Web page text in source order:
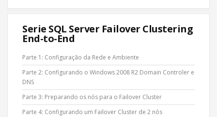
Serie SQL Server Failover Clustering
End-to-End
Parte 1: Configuração da Rede e Ambiente
Parte 2: Configurando o Windows 2008 R2 Domain Controler e
DNS
Parte 3: Preparando os nós para o Failover Cluster
Parte 4: Configurando um Failover Cluster de 2 nós